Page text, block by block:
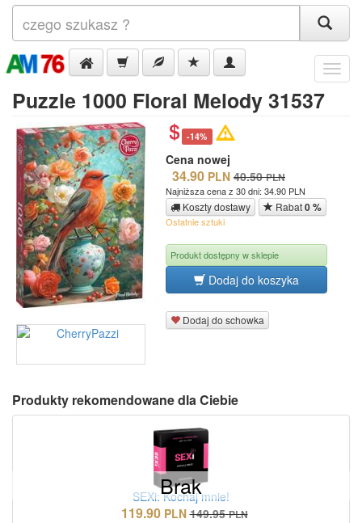
Menu
Puzzle 1000 Floral Melody 31537
-14%
Cena nowej
34.90 PLN 40.50 PLN
Najniższa cena z 30 dni: 34.90 PLN
Koszty dostawy Rabat0 %
Ostatnie sztuki
Produkt dostępny w sklepie
Dodaj do koszyka
Dodaj do schowka
Produkty rekomendowane dla Ciebie
Brak
SEXi: Kochaj mnie!
119.90 PLN 149.95 PLN